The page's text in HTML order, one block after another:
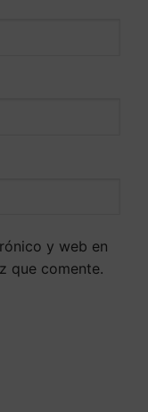
y web en
que comente.